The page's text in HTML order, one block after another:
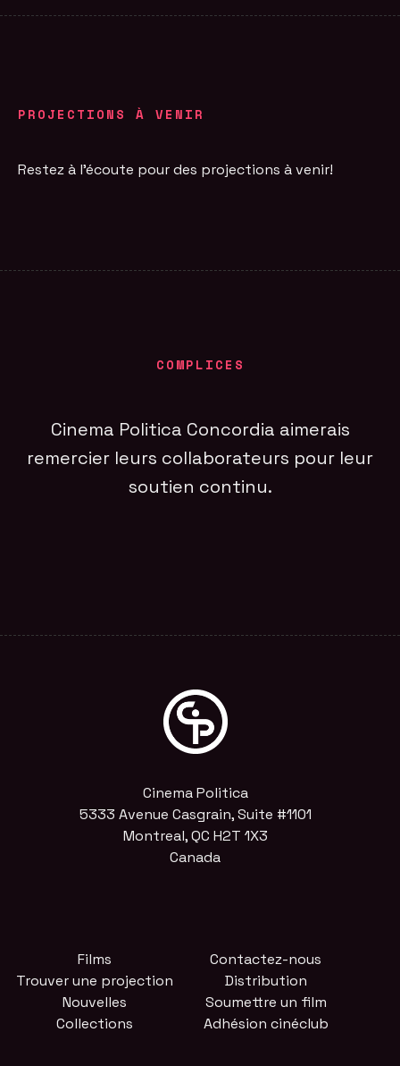
PROJECTIONS À VENIR
Restez à l'écoute pour des projections à venir!
COMPLICES
Cinema Politica Concordia aimerais
remercier leurs collaborateurs pour leur
soutien continu.
Cinema Politica
5333 Avenue Casgrain, Suite #1101
Montreal, QC H2T 1X3
Canada
Films
Trouver une projection
Nouvelles
Collections
Contactez-nous
Distribution
Soumettre un film
Adhésion cinéclub